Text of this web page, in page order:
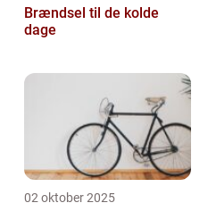
Brændsel til de kolde
dage
02 oktober 2025